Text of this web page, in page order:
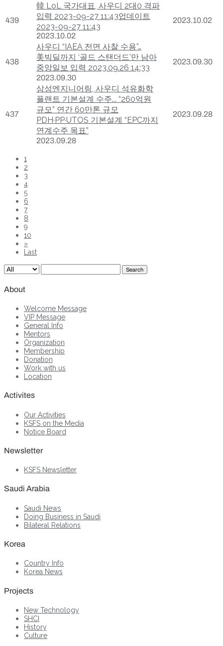
439
韓 LoL 국가대표, 사우디 2대0 격파
입력 2023-09-27 11:43업데이트
2023-09-27 11:43
2023.10.02
2023.10.02
438
사우디 “IAEA 전면 사찰 수용”…
美빅딜까지 ‘골드 스탠더드’만 남아
중앙일보 입력 2023.09.26 14:33
2023.09.30
2023.09.30
437
삼성엔지니어링, 사우디 석유화학
플랜트 기본설계 수주... “260억원
규모” 연간 60만톤 규모
PDH·PP·UTOS 기본설계 “EPC까지
연계수주 목표”
2023.09.28
2023.09.28
1
2
3
4
5
6
7
8
9
10
»
Last
Search
About
Welcome Message
VIP Message
General Info
Mentors
Organization
Membership
Donation
Work with us
Location
Activites
Our Activities
KSFS on the Media
Notice Board
Newsletter
KSFS Newsletter
Saudi Arabia
Saudi News
Doing Business in Saudi
Bilateral Relations
Korea
Country Info
Korea News
Projects
New Technology
SHCI
History
Culture